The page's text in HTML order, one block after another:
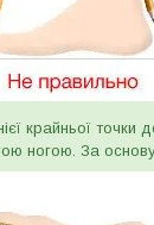
крайньої
ногою. За основу